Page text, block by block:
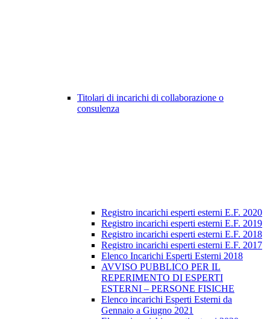
Titolari di incarichi di collaborazione o
consulenza
Registro incarichi esperti esterni E.F. 2020
Registro incarichi esperti esterni E.F. 2019
Registro incarichi esperti esterni E.F. 2018
Registro incarichi esperti esterni E.F. 2017
Elenco Incarichi Esperti Esterni 2018
AVVISO PUBBLICO PER IL
REPERIMENTO DI ESPERTI
ESTERNI – PERSONE FISICHE
Elenco incarichi Esperti Esterni da
Gennaio a Giugno 2021